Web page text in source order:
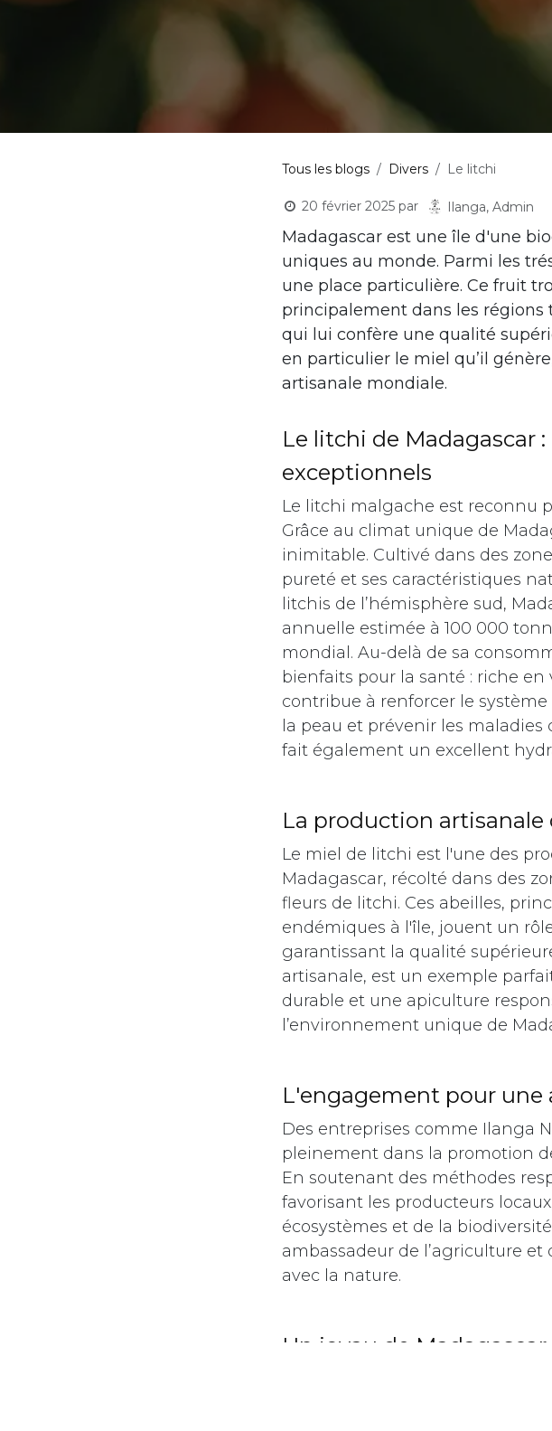
Tous les blogs Divers Le litchi
20 février 2025 par Ilanga, Admin
Madagascar est une île d'une
uniques au monde. Parmi les
une place particulière. Ce fruit
principalement dans les régions
qui lui confère une qualité
en particulier le miel qu’il
artisanale mondiale.
Le litchi de Madagascar
exceptionnels
Le litchi malgache est reconnu
Grâce au climat unique de
inimitable. Cultivé dans des
pureté et ses caractéristiques
litchis de l’hémisphère sud,
annuelle estimée à 100 000
mondial. Au-delà de sa
bienfaits pour la santé : riche
contribue à renforcer le
la peau et prévenir les
fait également un excellent
​La production artisanale
Le miel de litchi est l'une des
Madagascar, récolté dans des
fleurs de litchi. Ces abeilles,
endémiques à l'île, jouent un
garantissant la qualité
artisanale, est un exemple
durable et une apiculture
l’environnement unique de
​L'engagement pour une
Des entreprises comme Ilanga
pleinement dans la promotion
En soutenant des méthodes
favorisant les producteurs
écosystèmes et de la
ambassadeur de l’agriculture
avec la nature.
​Un joyau de